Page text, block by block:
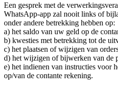
Een gesprek met de
WhatsApp-app zal nooit links of
onder andere betrekking hebben op:
a) het saldo van uw geld op de
b) kwesties met betrekking tot de
c) het plaatsen of wijzigen van
d) het wijzigen of bijwerken van de
e) het indienen van instructies voor
op/van de contante rekening.